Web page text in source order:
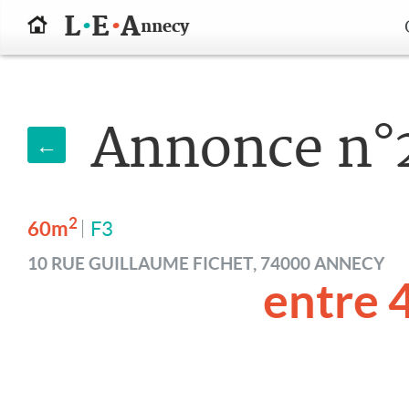
L.E.Annecy
← Annonce
60m2 F3
10 RUE GUILLAUME FICHET, 74000 ANNECY
entre